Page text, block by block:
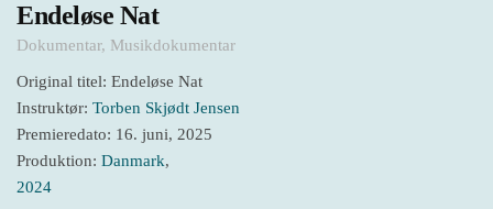
Endeløse Nat
Dokumentar, Musikdokumentar
Original titel: Endeløse Nat
Instruktør: Torben Skjødt Jensen
Premieredato: 16. juni, 2025
Produktion: Danmark,
2024